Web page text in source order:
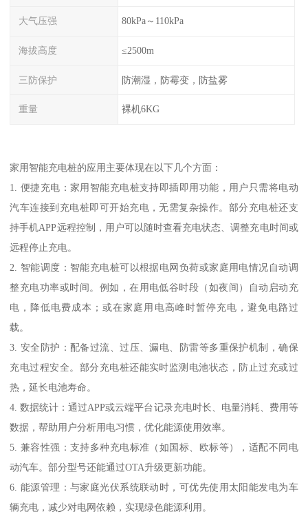
大气压强 80kPa～110kPa
海拔高度 ≤2500m
三防保护 防潮湿，防霉变，防盐雾
重量 裸机6KG
家用智能充电桩的应用主要体现在以下几个方面：
1. 便捷充电：家用智能充电桩支持即插即用功能，用户只需将电动
汽车连接到充电桩即可开始充电，无需复杂操作。部分充电桩还支
持手机APP远程控制，用户可以随时查看充电状态、调整充电时间或
远程停止充电。
2. 智能调度：智能充电桩可以根据电网负荷或家庭用电情况自动调
整充电功率或时间。例如，在用电低谷时段（如夜间）自动启动充
电，降低电费成本；或在家庭用电高峰时暂停充电，避免电路过
载。
3. 安全防护：配备过流、过压、漏电、防雷等多重保护机制，确保
充电过程安全。部分充电桩还能实时监测电池状态，防止过充或过
热，延长电池寿命。
4. 数据统计：通过APP或云端平台记录充电时长、电量消耗、费用等
数据，帮助用户分析用电习惯，优化能源使用效率。
5. 兼容性强：支持多种充电标准（如国标、欧标等），适配不同电
动汽车。部分型号还能通过OTA升级更新功能。
6. 能源管理：与家庭光伏系统联动时，可优先使用太阳能发电为车
辆充电，减少对电网依赖，实现绿色能源利用。